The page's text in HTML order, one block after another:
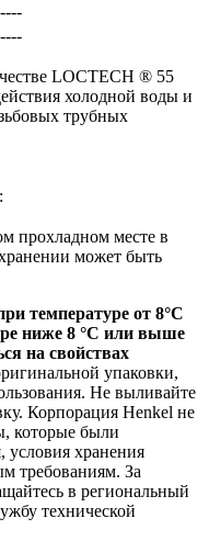
LOCTECH ® 55
холодной воды и
трубных
прохладном месте в
может быть
температуре от 8°C
ниже 8 °C или выше
на свойствах
упаковки,
Не выливайте
Корпорация Henkel не
которые были
условия хранения
требованиям. За
в региональный
технической